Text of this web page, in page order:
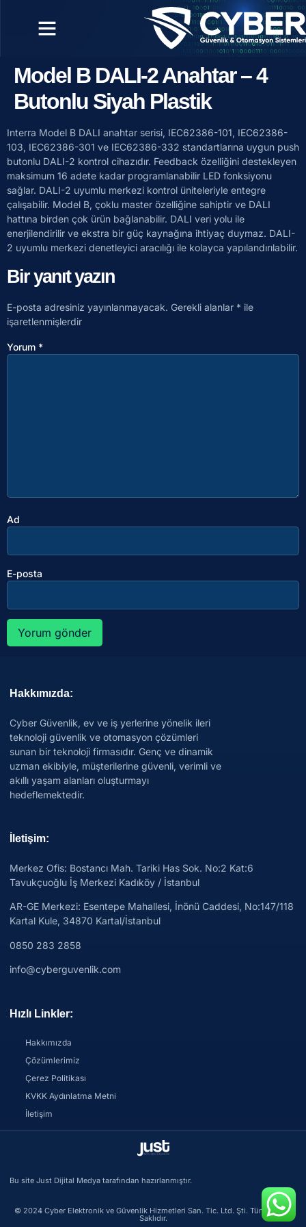
Model B DALI-2 Anahtar – 4
Butonlu Siyah Plastik
Interra Model B DALI anahtar serisi, IEC62386-101, IEC62386-
103, IEC62386-301 ve IEC62386-332 standartlarına uygun push
butonlu DALI-2 kontrol cihazıdır. Feedback özelliğini destekleyen
maksimum 16 adete kadar programlanabilir LED fonksiyonu
sağlar. DALI-2 uyumlu merkezi kontrol üniteleriyle entegre
çalışabilir. Model B, çoklu master özelliğine sahiptir ve DALI
hattına birden çok ürün bağlanabilir. DALI veri yolu ile
enerjilendirilir ve ekstra bir güç kaynağına ihtiyaç duymaz. DALI-
2 uyumlu merkezi denetleyici aracılığı ile kolayca yapılandırılabilir.
Bir yanıt yazın
E-posta adresiniz yayınlanmayacak. Gerekli alanlar * ile
işaretlenmişlerdir
Yorum *
Ad
E-posta
Hakkımızda:
Cyber Güvenlik, ev ve iş yerlerine yönelik ileri
teknoloji güvenlik ve otomasyon çözümleri
sunan bir teknoloji firmasıdır. Genç ve dinamik
uzman ekibiyle, müşterilerine güvenli, verimli ve
akıllı yaşam alanları oluşturmayı
hedeflemektedir.
İletişim:
Merkez Ofis: Bostancı Mah. Tariki Has Sok. No:2 Kat:6
Tavukçuoğlu İş Merkezi Kadıköy / İstanbul
AR-GE Merkezi: Esentepe Mahallesi, İnönü Caddesi, No:147/118
Kartal Kule, 34870 Kartal/İstanbul
0850 283 2858
info@cyberguvenlik.com
Hızlı Linkler:
Hakkımızda
Çözümlerimiz
Çerez Politikası
KVKK Aydınlatma Metni
İletişim
Bu site Just Dijital Medya tarafından hazırlanmıştır.
© 2024 Cyber Elektronik ve Güvenlik Hizmetleri San. Tic. Ltd. Şti. Tüm Hakları
Saklıdır.